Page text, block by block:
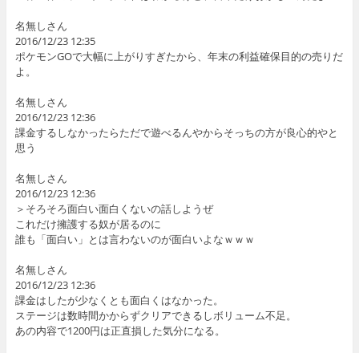
名無しさん
2016/12/23 12:35
ポケモンGOで大幅に上がりすぎたから、年末の利益確保目的の売りだ
よ。
名無しさん
2016/12/23 12:36
課金するしなかったらただで遊べるんやからそっちの方が良心的やと
思う
名無しさん
2016/12/23 12:36
＞そろそろ面白い面白くないの話しようぜ
これだけ擁護する奴が居るのに
誰も「面白い」とは言わないのが面白いよなｗｗｗ
名無しさん
2016/12/23 12:36
課金はしたが少なくとも面白くはなかった。
ステージは数時間かからずクリアできるしボリューム不足。
あの内容で1200円は正直損した気分になる。